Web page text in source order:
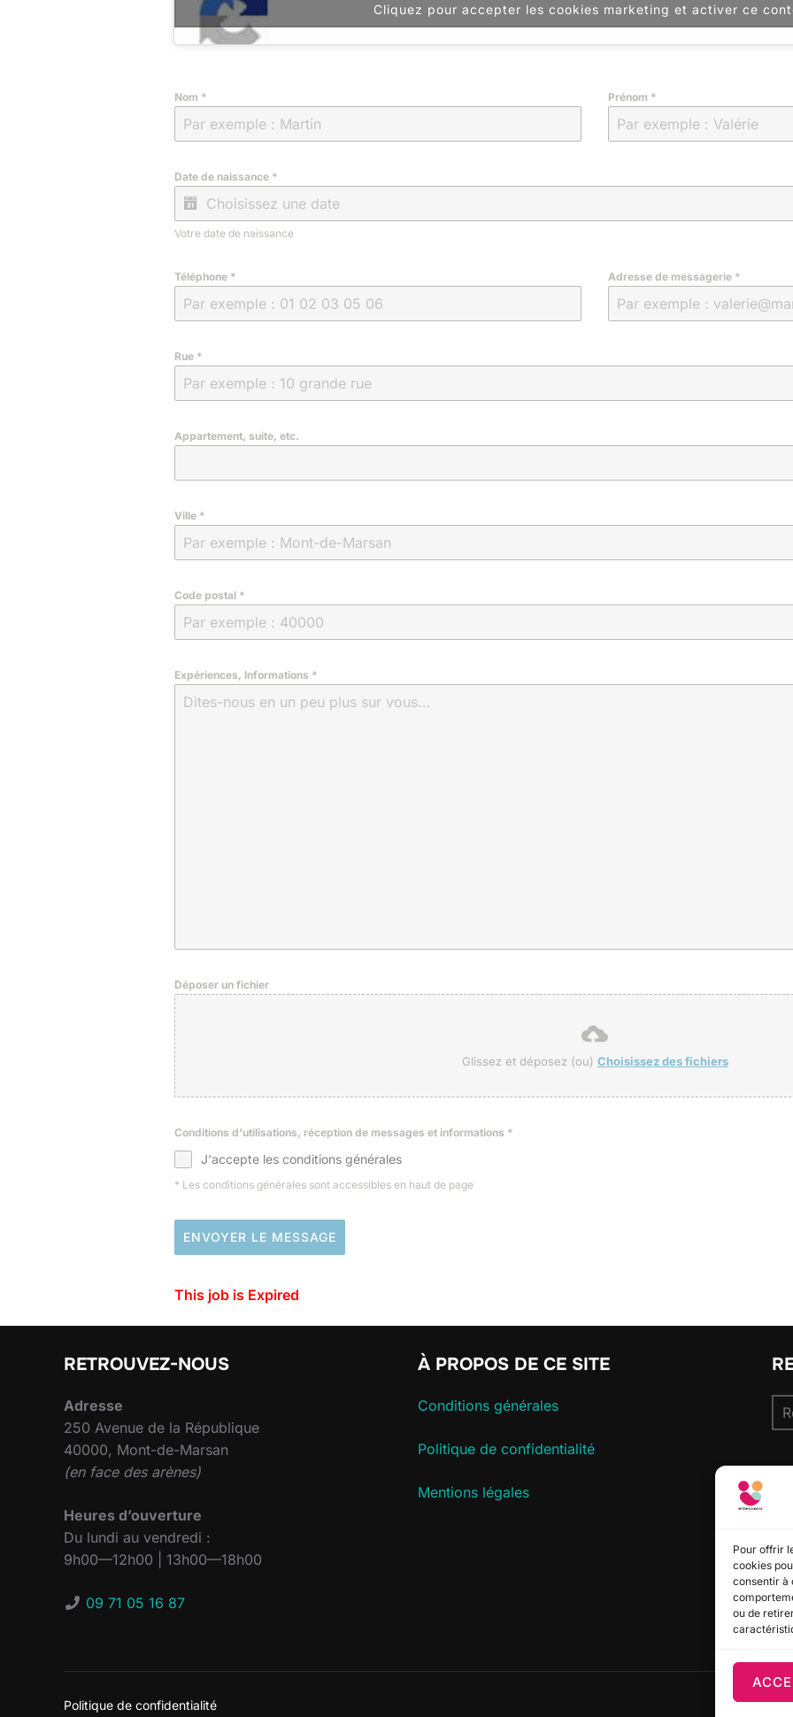
Pour offrir
cookies
consentir à
ou de
Cliquez pour accepter les cookies marketing et activer ce
Nom * Prénom *
Date de naissance *
Votre date de naissance
Téléphone * Adresse de messagerie *
Rue *
Appartement, suite, etc.
Ville *
Code postal *
Expériences, Informations *
Déposer un fichier
Glissez et déposez (ou) Choisissez des fichiers
Conditions d'utilisations, réception de messages et informations *
J'accepte les conditions générales
* Les conditions générales sont accessibles en haut de page
ENVOYER LE MESSAGE
This job is Expired
RETROUVEZ-NOUS
Adresse
250 Avenue de la République
40000, Mont-de-Marsan
(en face des arènes)
Heures d’ouverture
Du lundi au vendredi :
9h00—12h00 | 13h00—18h00
09 71 05 16 87
À PROPOS DE CE SITE
Conditions générales
Politique de confidentialité
Mentions légales
Politique de confidentialité